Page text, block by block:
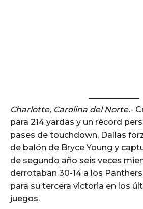
Charlotte, Carolina del Norte.-
para 214 yardas y un récord
pases de touchdown, Dallas
de balón de Bryce Young y
de segundo año seis veces
derrotaban 30-14 a los
para su tercera victoria en los
juegos.